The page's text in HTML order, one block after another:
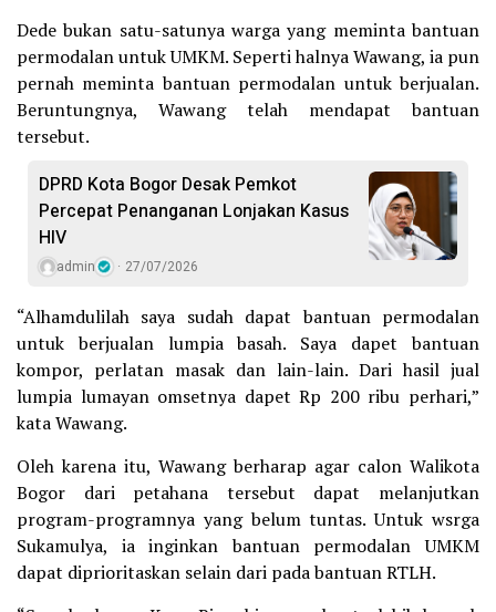
Dede bukan satu-satunya warga yang meminta bantuan
permodalan untuk UMKM. Seperti halnya Wawang, ia pun
pernah meminta bantuan permodalan untuk berjualan.
Beruntungnya, Wawang telah mendapat bantuan
tersebut.
DPRD Kota Bogor Desak Pemkot
Percepat Penanganan Lonjakan Kasus
HIV
admin 27/07/2026
“Alhamdulilah saya sudah dapat bantuan permodalan
untuk berjualan lumpia basah. Saya dapet bantuan
kompor, perlatan masak dan lain-lain. Dari hasil jual
lumpia lumayan omsetnya dapet Rp 200 ribu perhari,”
kata Wawang.
Oleh karena itu, Wawang berharap agar calon Walikota
Bogor dari petahana tersebut dapat melanjutkan
program-programnya yang belum tuntas. Untuk wsrga
Sukamulya, ia inginkan bantuan permodalan UMKM
dapat diprioritaskan selain dari pada bantuan RTLH.